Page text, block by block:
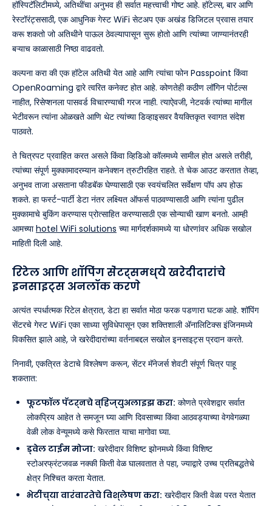
हॉस्पिटॅलिटीमध्ये, अतिथींचा अनुभव ही सर्वात महत्त्वाची गोष्ट आहे. हॉटेल्स, बार आणि
रेस्टॉरंट्ससाठी, एक आधुनिक गेस्ट WiFi सेटअप एक अखंड डिजिटल प्रवास तयार
करू शकतो जो अतिथीने पाऊल ठेवल्यापासून सुरू होतो आणि त्यांच्या जाण्यानंतरही
बऱ्याच काळासाठी निष्ठा वाढवतो.
कल्पना करा की एक हॉटेल अतिथी येत आहे आणि त्यांचा फोन Passpoint किंवा
OpenRoaming द्वारे त्वरित कनेक्ट होत आहे. कोणतेही कठीण लॉगिन पोर्टल्स
नाहीत, रिसेप्शनला पासवर्ड विचारण्याची गरज नाही. त्याऐवजी, नेटवर्क त्यांच्या मागील
भेटीवरून त्यांना ओळखते आणि थेट त्यांच्या डिव्हाइसवर वैयक्तिकृत स्वागत संदेश
पाठवते.
ते चित्रपट प्रवाहित करत असले किंवा व्हिडिओ कॉलमध्ये सामील होत असले तरीही,
त्यांच्या संपूर्ण मुक्कामादरम्यान कनेक्शन त्रुटीरहित राहते. ते चेक आउट करतात तेव्हा,
अनुभव ताजा असताना फीडबॅक घेण्यासाठी एक स्वयंचलित सर्वेक्षण पॉप अप होऊ
शकते. हा फर्स्ट-पार्टी डेटा नंतर लक्ष्यित ऑफर्स पाठवण्यासाठी आणि त्यांना पुढील
मुक्कामाचे बुकिंग करण्यास प्रोत्साहित करण्यासाठी एक सोन्याची खाण बनतो. आम्ही
आमच्याhotel WiFi solutions च्या मार्गदर्शकामध्ये या धोरणांवर अधिक सखोल
माहिती दिली आहे.
रिटेल आणि शॉपिंग सेंटर्समध्ये खरेदीदारांचे
इनसाइट्स अनलॉक करणे
अत्यंत स्पर्धात्मक रिटेल क्षेत्रात, डेटा हा सर्वात मोठा फरक पडणारा घटक आहे. शॉपिंग
सेंटरचे गेस्ट WiFi एका साध्या सुविधेपासून एका शक्तिशाली अ‍ॅनालिटिक्स इंजिनमध्ये
विकसित झाले आहे, जे खरेदीदारांच्या वर्तनाबद्दल सखोल इनसाइट्स प्रदान करते.
निनावी, एकत्रित डेटाचे विश्लेषण करून, सेंटर मॅनेजर्स शेवटी संपूर्ण चित्र पाहू
शकतात:
फूटफॉल पॅटर्नचे व्हिज्युअलाइझ करा: कोणते प्रवेशद्वार सर्वात
लोकप्रिय आहेत ते समजून घ्या आणि दिवसाच्या किंवा आठवड्याच्या वेगवेगळ्या
वेळी लोक वेन्यूमध्ये कसे फिरतात याचा मागोवा घ्या.
ड्वेल टाईम मोजा: खरेदीदार विशिष्ट झोनमध्ये किंवा विशिष्ट
स्टोअरफ्रंटजवळ नक्की किती वेळ घालवतात ते पहा, ज्याद्वारे उच्च प्रतिबद्धतेचे
क्षेत्र निश्चित करता येतात.
भेटींच्या वारंवारतेचे विश्लेषण करा: खरेदीदार किती वेळा परत येतात